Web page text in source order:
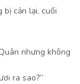
cản lại, cuối
nhưng không
ra sao?”